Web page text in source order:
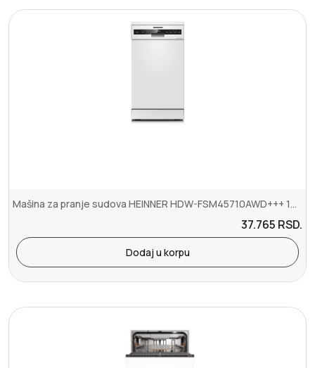
Mašina za pranje sudova HEINNER HDW-FSM45710AWD+++ 10kompleta7prog4...
37.765 RSD.
Dodaj u korpu